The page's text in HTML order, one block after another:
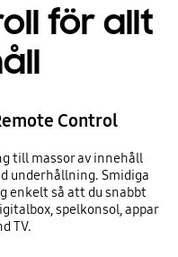
för allt
Control
till massor av innehåll
underhållning. Smidiga
enkelt så att du snabbt
spelkonsol, appar
TV.